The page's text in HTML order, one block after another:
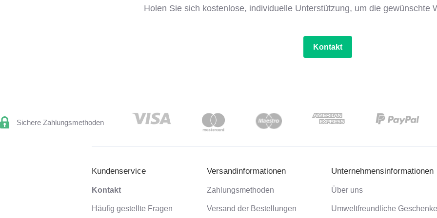
Holen Sie sich kostenlose, individuelle Unterstützung, um die gewünschte
Kontakt
Sichere Zahlungsmethoden
Kundenservice
Kontakt
Häufig gestellte Fragen
Versandinformationen
Zahlungsmethoden
Versand der Bestellungen
Unternehmensinformationen
Über uns
Umweltfreundliche Geschenke